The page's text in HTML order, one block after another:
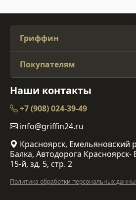
Гриффин
Покупателям
Наши контакты
+7 (908) 024-39-49
info@griffin24.ru
Красноярск, Емельяновский
Балка, Автодорога Красноярск-
15-й, зд. 5, стр. 2
Политика обработки персональных